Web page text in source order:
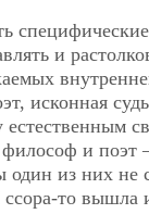
и
исконная
и
из них не
то вышла